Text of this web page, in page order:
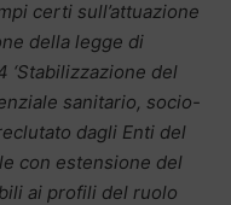
certi sull’attuazione
della legge di
‘Stabilizzazione del
sanitario, socio-
dagli Enti del
con estensione del
ai profili del ruolo